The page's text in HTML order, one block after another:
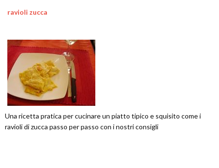
ravioli zucca
Una ricetta pratica per cucinare un piatto tipico e squisito come i
ravioli di zucca passo per passo con i nostri consigli